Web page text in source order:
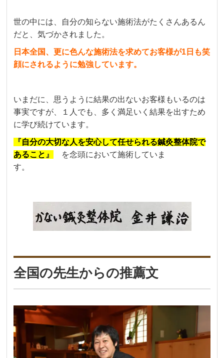
世の中には、自分の知らない施術法がたくさんあるん
だと、気づかされました。
日本全国、更に色んな施術法を求めてお客様が1日も笑
顔にされるように勉強しています。
いまだに、思うように結果の出ないお客様もいるのは
事実ですが、１人でも、多く満足いく結果を出すため
に学び続けています。
『自分の大切な人を安心して任せられる鍼灸整体院で
あること 』
を念頭において施術していま
す。
全国の先生からの推薦文